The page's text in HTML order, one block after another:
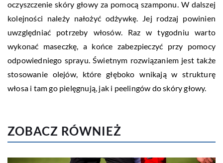
oczyszczenie skóry głowy za pomocą szamponu. W dalszej
kolejności należy nałożyć odżywkę. Jej rodzaj powinien
uwzględniać potrzeby włosów. Raz w tygodniu warto
wykonać maseczkę, a końce zabezpieczyć przy pomocy
odpowiedniego sprayu. Świetnym rozwiązaniem jest także
stosowanie olejów, które głęboko wnikają w strukturę
włosa i tam go pielęgnują, jak i peelingów do skóry głowy.
ZOBACZ RÓWNIEŻ